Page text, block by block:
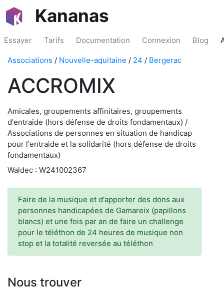
Kananas
Essayer Tarifs Documentation Connexion Blog
Associations / Nouvelle-aquitaine / 24 / Bergerac
ACCROMIX
Amicales, groupements affinitaires, groupements
d'entraide (hors défense de droits fondamentaux) /
Associations de personnes en situation de handicap
pour l'entraide et la solidarité (hors défense de droits
fondamentaux)
Waldec : W241002367
Faire de la musique et d'apporter des dons aux
personnes handicapées de Gamareix (papillons
blancs) et une fois par an de faire un challenge
pour le téléthon de 24 heures de musique non
stop et la totalité reversée au téléthon
Nous trouver